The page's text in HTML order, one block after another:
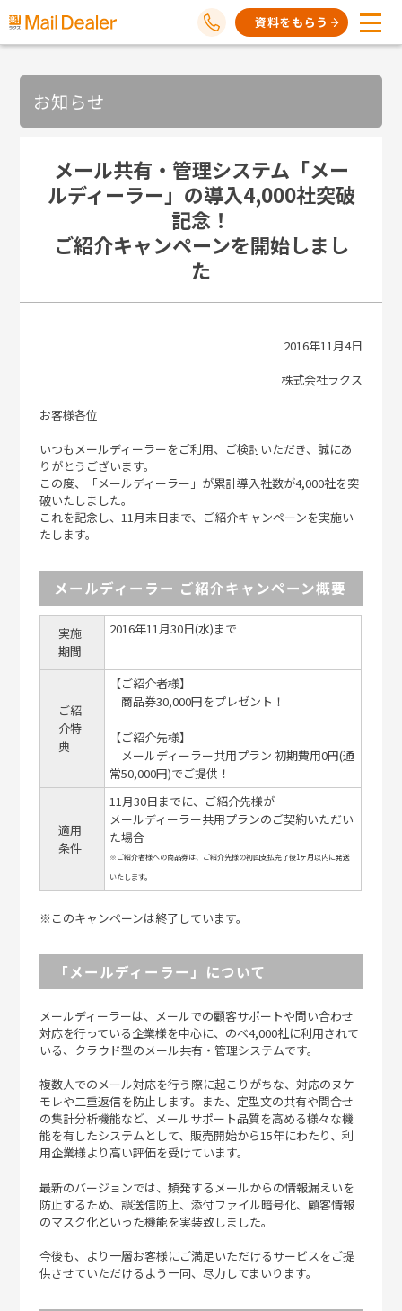
資料をもらう
お知らせ
メール共有・管理システム「メー
ルディーラー」の導入4,000社突破
記念！
ご紹介キャンペーンを開始しまし
た
2016年11月4日
株式会社ラクス
お客様各位
いつもメールディーラーをご利用、ご検討いただき、誠にあ
りがとうございます。
この度、「メールディーラー」が累計導入社数が4,000社を突
破いたしました。
これを記念し、11月末日まで、ご紹介キャンペーンを実施い
たします。
メールディーラー ご紹介キャンペーン概要
実施
期間
2016年11月30日(水)まで
ご紹
介特
典
【ご紹介者様】
商品券30,000円をプレゼント！
【ご紹介先様】
メールディーラー共用プラン 初期費用0円(通
常50,000円)でご提供！
適用
条件
11月30日までに、ご紹介先様が
メールディーラー共用プランのご契約いただい
た場合
※ご紹介者様への商品券は、ご紹介先様の初回支払完了後1ヶ月以内に発送
いたします。
※このキャンペーンは終了しています。
「メールディーラー」について
メールディーラーは、メールでの顧客サポートや問い合わせ
対応を行っている企業様を中心に、のべ4,000社に利用されて
いる、クラウド型のメール共有・管理システムです。
複数人でのメール対応を行う際に起こりがちな、対応のヌケ
モレや二重返信を防止します。また、定型文の共有や問合せ
の集計分析機能など、メールサポート品質を高める様々な機
能を有したシステムとして、販売開始から15年にわたり、利
用企業様より高い評価を受けています。
最新のバージョンでは、頻発するメールからの情報漏えいを
防止するため、誤送信防止、添付ファイル暗号化、顧客情報
のマスク化といった機能を実装致しました。
今後も、より一層お客様にご満足いただけるサービスをご提
供させていただけるよう一同、尽力してまいります。